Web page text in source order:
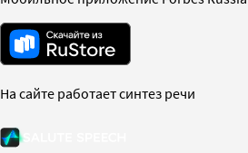
На сайте работает синтез речи